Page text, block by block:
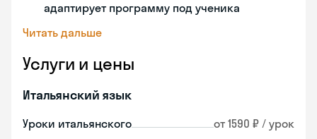
адаптирует программу под ученика
Читать дальше
Услуги и цены
Итальянский язык
Уроки итальянского от 1590 ₽ / урок